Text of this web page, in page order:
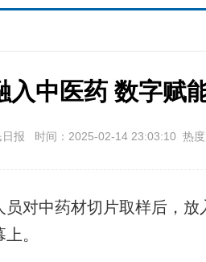
入中医药 数字赋
日报 时间：2025-02-14 23:03:10 热
中药材切片取样后，放
。